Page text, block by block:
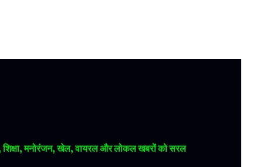
शिक्षा, मनोरंजन, खेल, वायरल और लोकल खबरों को सरल